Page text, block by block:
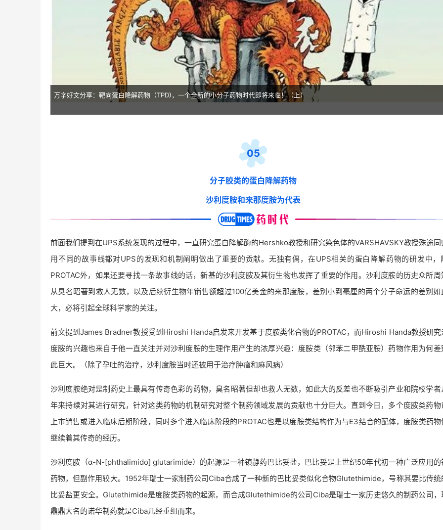
万字好文分享：靶向蛋白降解药物（TPD)，一个全新的小分子药物时代即将来临！（上）
05
分子胶类的蛋白降解药物
沙利度胺和来那度胺为代表
前面我们提到在UPS系统发现的过程中，一直研究蛋白降解酶的Hershko教授和研究染色体的VARSHAVSKY教授殊途同
用不同的故事线都对UPS的发现和机制阐明做出了重要的贡献。无独有偶，在UPS相关的蛋白降解药物的研发中，
PROTAC外，如果还要寻找一条故事线的话，新基的沙利度胺及其衍生物也发挥了重要的作用。沙利度胺的历史众所周
从臭名昭著到救人无数，以及后续衍生物年销售额超过100亿美金的来那度胺，差别小到毫厘的两个分子命运的差别如
大，必将引起全球科学家的关注。
前文提到James Bradner教授受到Hiroshi Handa启发来开发基于度胺类化合物的PROTAC，而Hiroshi Handa教授研究
度胺的兴趣也来自于他一直关注并对沙利度胺的生理作用产生的浓厚兴趣：度胺类（邻苯二甲酰亚胺）药物作用为何差
此巨大。（除了孕吐的治疗，沙利度胺当时还被用于治疗肿瘤和麻风病）
沙利度胺绝对是制药史上最具有传奇色彩的药物，臭名昭著但却也救人无数，如此大的反差也不断吸引产业和院校学者
年来持续对其进行研究，针对这类药物的机制研究对整个制药领域发展的贡献也十分巨大。直到今日，多个度胺类药物
上市销售或进入临床后期阶段，同时多个进入临床阶段的PROTAC也是以度胺类结构作为与E3结合的配体，度胺类药物
继续着其传奇的经历。
沙利度胺（α-N-[phthalimido] glutarimide）的起源是一种镇静药巴比妥盐，巴比妥是上世纪50年代初一种广泛应用的
药物，但副作用较大。1952年瑞士一家制药公司Ciba合成了一种新的巴比妥类似化合物Glutethimide，号称其要比传统
比妥盐更安全。Glutethimide是度胺类药物的起源，而合成Glutethimide的公司Ciba是瑞士一家历史悠久的制药公司，
鼎鼎大名的诺华制药就是Ciba几经重组而来。